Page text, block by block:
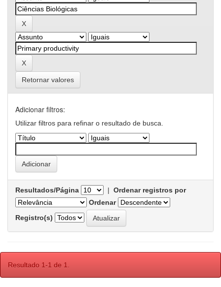
Retornar valores
Adicionar filtros:
Utilizar filtros para refinar o resultado de busca.
Resultados/Página | Ordenar registros por
Ordenar
Registro(s)
Resultado 1-1 de 1.